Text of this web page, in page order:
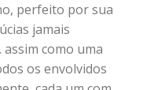
perfeito por sua
jamais
como uma
os envolvidos